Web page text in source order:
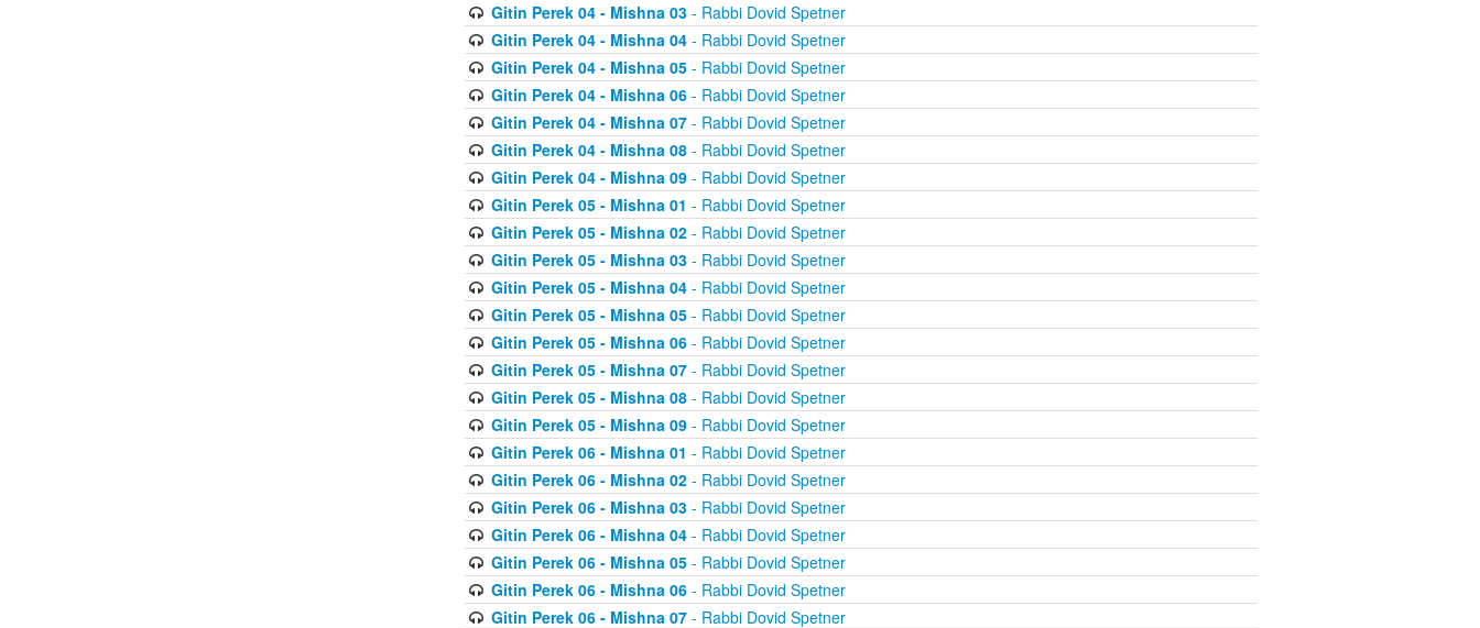
Gitin Perek 04 - Mishna 03- Rabbi Dovid Spetner
Gitin Perek 04 - Mishna 04- Rabbi Dovid Spetner
Gitin Perek 04 - Mishna 05- Rabbi Dovid Spetner
Gitin Perek 04 - Mishna 06- Rabbi Dovid Spetner
Gitin Perek 04 - Mishna 07- Rabbi Dovid Spetner
Gitin Perek 04 - Mishna 08- Rabbi Dovid Spetner
Gitin Perek 04 - Mishna 09- Rabbi Dovid Spetner
Gitin Perek 05 - Mishna 01 - Rabbi Dovid Spetner
Gitin Perek 05 - Mishna 02- Rabbi Dovid Spetner
Gitin Perek 05 - Mishna 03- Rabbi Dovid Spetner
Gitin Perek 05 - Mishna 04- Rabbi Dovid Spetner
Gitin Perek 05 - Mishna 05- Rabbi Dovid Spetner
Gitin Perek 05 - Mishna 06- Rabbi Dovid Spetner
Gitin Perek 05 - Mishna 07- Rabbi Dovid Spetner
Gitin Perek 05 - Mishna 08- Rabbi Dovid Spetner
Gitin Perek 05 - Mishna 09- Rabbi Dovid Spetner
Gitin Perek 06 - Mishna 01 - Rabbi Dovid Spetner
Gitin Perek 06 - Mishna 02- Rabbi Dovid Spetner
Gitin Perek 06 - Mishna 03- Rabbi Dovid Spetner
Gitin Perek 06 - Mishna 04- Rabbi Dovid Spetner
Gitin Perek 06 - Mishna 05- Rabbi Dovid Spetner
Gitin Perek 06 - Mishna 06- Rabbi Dovid Spetner
Gitin Perek 06 - Mishna 07- Rabbi Dovid Spetner